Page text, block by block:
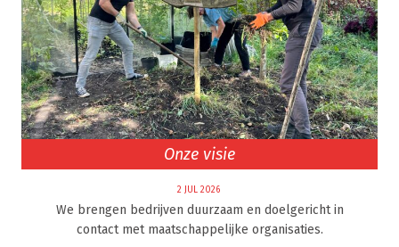
Onze visie
2 JUL 2026
We brengen bedrijven duurzaam en doelgericht in
contact met maatschappelijke organisaties.